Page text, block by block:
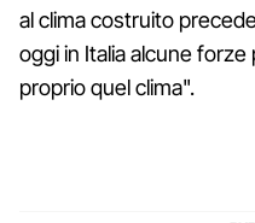
al clima costruito
oggi in Italia alcune
proprio quel clima".